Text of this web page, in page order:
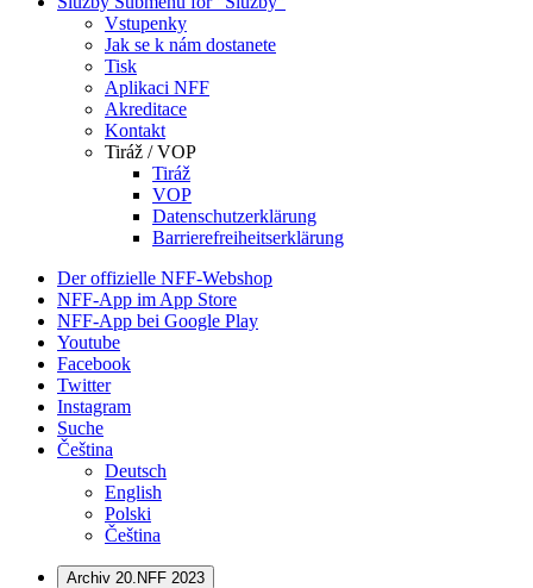
Vstupenky
Jak se k nám dostanete
Tisk
Aplikaci NFF
Akreditace
Kontakt
Tiráž / VOP
Tiráž
VOP
Datenschutzerklärung
Barrierefreiheitserklärung
Der offizielle NFF-Webshop
NFF-App im App Store
NFF-App bei Google Play
Youtube
Facebook
Twitter
Instagram
Suche
Čeština
Deutsch
English
Polski
Čeština
Archiv 20.NFF 2023